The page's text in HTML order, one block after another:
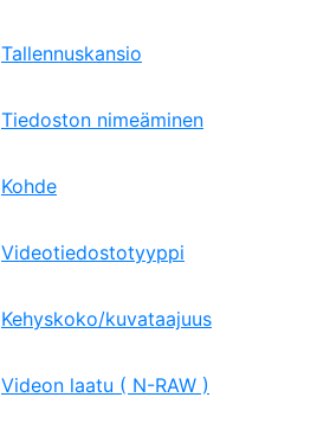
Tallennuskansio
Tiedoston nimeäminen
Kohde
Videotiedostotyyppi
Kehyskoko/kuvataajuus
Videon laatu ( N-RAW )